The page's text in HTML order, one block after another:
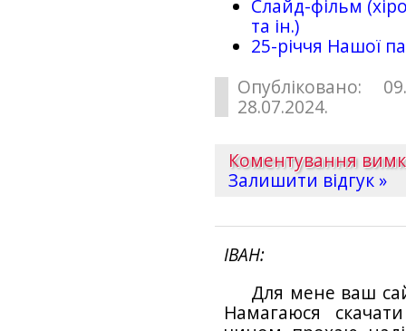
Слайд-фільм
та ін.)
25-рiччя Нашої
Опубліковано:
28.07.2024.
Коментування
Залишити відгук »
ІВАН
Для мене ваш
Намагаюся